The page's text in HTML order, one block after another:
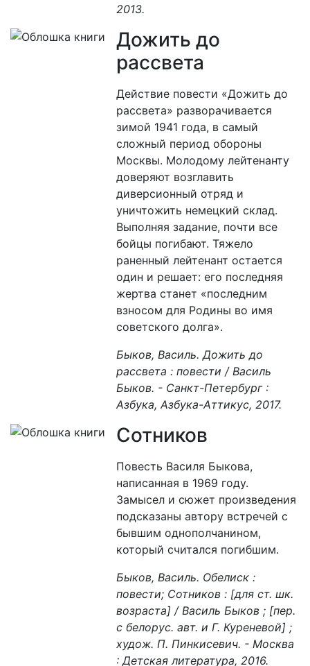
2013.
Дожить до
рассвета
Действие повести «Дожить до
рассвета» разворачивается
зимой 1941 года, в самый
сложный период обороны
Москвы. Молодому лейтенанту
доверяют возглавить
диверсионный отряд и
уничтожить немецкий склад.
Выполняя задание, почти все
бойцы погибают. Тяжело
раненный лейтенант остается
один и решает: его последняя
жертва станет «последним
взносом для Родины во имя
советского долга».
Быков, Василь. Дожить до
рассвета : повести / Василь
Быков. - Санкт-Петербург :
Азбука, Азбука-Аттикус, 2017.
Сотников
Повесть Василя Быкова,
написанная в 1969 году.
Замысел и сюжет произведения
подсказаны автору встречей с
бывшим однополчанином,
который считался погибшим.
Быков, Василь. Обелиск :
повести; Сотников : [для ст. шк.
возраста] / Василь Быков ; [пер.
с белорус. авт. и Г. Куреневой] ;
худож. П. Пинкисевич. - Москва
: Детская литература, 2016.